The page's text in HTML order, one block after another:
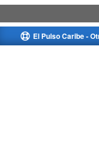
to
El Pulso Caribe -